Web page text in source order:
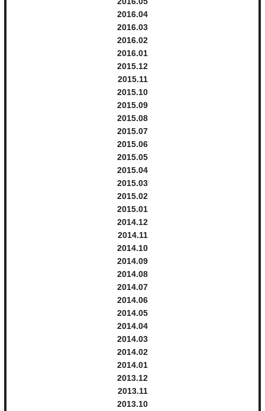
2016. 4
2016. 3
2016. 2
2016.
1
2015.12
2015.11
2015.10
2015. 9
2015. 8
2015. 7
2015. 6
2015. 5
2015. 4
2015. 3
2015. 2
2015.
1
2014.12
2014.11
2014.10
2014. 9
2014. 8
2014. 7
2014. 6
2014. 5
2014. 4
2014. 3
2014. 2
2014.
1
2013.12
2013.11
2013.10